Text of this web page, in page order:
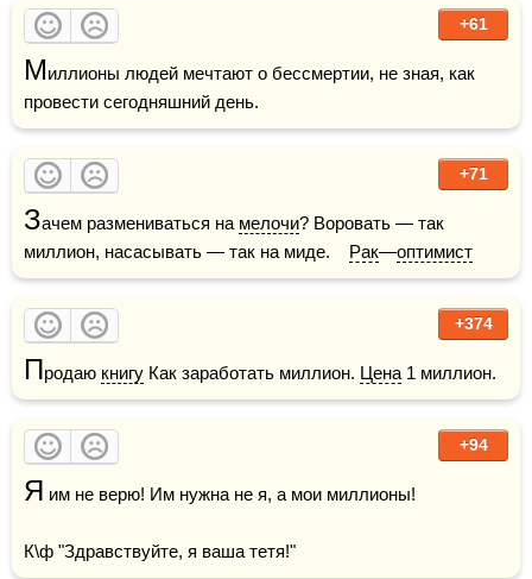
+61
Миллионы людей мечтают о бессмертии, не зная, как
провести сегодняшний день.
+71
Зачем размениваться на мелочи? Воровать — так
миллион, насасывать — так на миде. Рак—оптимист
+374
Продаю книгу Как заработать миллион. Цена 1 миллион.
+94
Я им не верю! Им нужна не я, а мои миллионы!
К\ф "Здравствуйте, я ваша тетя!"